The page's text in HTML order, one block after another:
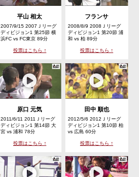
平山 相太
2007/9/15 2007Ｊリーグ
ディビジョン1 第25節 横
浜FC vs FC東京 89分
投票はこちら ↑
フランサ
2008/8/9 2008Ｊリーグ
ディビジョン1 第20節 浦
和 vs 柏 89分
投票はこちら ↑
原口 元気
2011/6/11 2011Ｊリーグ
ディビジョン1 第14節 大
宮 vs 浦和 78分
投票はこちら ↑
田中 順也
2012/5/6 2012Ｊリーグ
ディビジョン1 第10節 柏
vs 広島 60分
投票はこちら ↑